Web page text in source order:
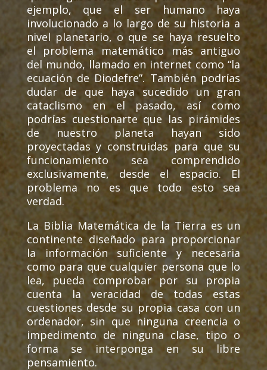
ejemplo, que el ser humano haya
involucionado a lo largo de su historia a
nivel planetario, o que se haya resuelto
el problema matemático más antiguo
del mundo, llamado en internet como “la
ecuación de Diodefre”. También podrías
dudar de que haya sucedido un gran
cataclismo en el pasado, así como
podrías cuestionarte que las pirámides
de nuestro planeta hayan sido
proyectadas y construidas para que su
funcionamiento sea comprendido
exclusivamente, desde el espacio. El
problema no es que todo esto sea
verdad.
La Biblia Matemática de la Tierra es un
continente diseñado para proporcionar
la información suficiente y necesaria
como para que cualquier persona que lo
lea, pueda comprobar por su propia
cuenta la veracidad de todas estas
cuestiones desde su propia casa con un
ordenador, sin que ninguna creencia o
impedimento de ninguna clase, tipo o
forma se interponga en su libre
pensamiento.